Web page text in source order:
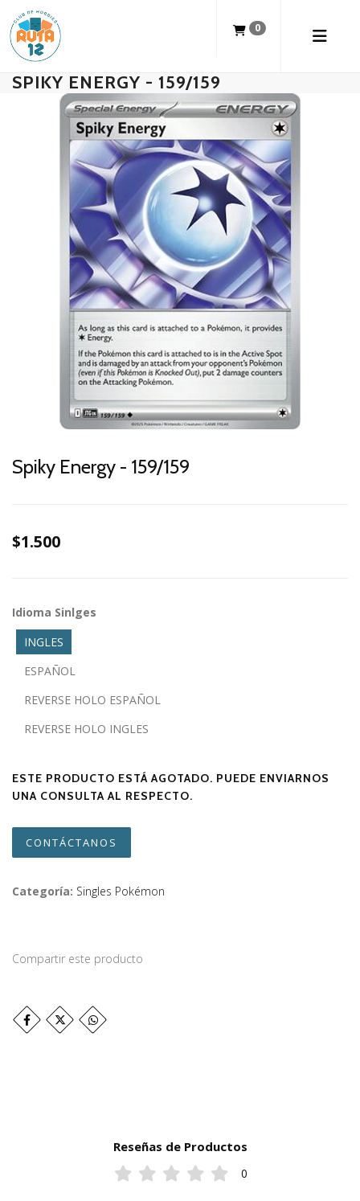
0
SPIKY ENERGY - 159/159
Spiky Energy - 159/159
$1.500
Idioma Sinlges
INGLES
ESPAÑOL
REVERSE HOLO ESPAÑOL
REVERSE HOLO INGLES
ESTE PRODUCTO ESTÁ AGOTADO. PUEDE ENVIARNOS
UNA CONSULTA AL RESPECTO.
CONTÁCTANOS
Categoría: Singles Pokémon
Compartir este producto
Reseñas de Productos
0